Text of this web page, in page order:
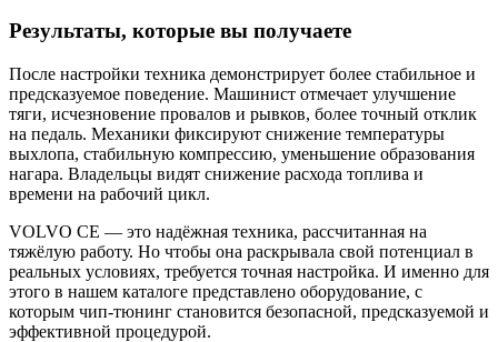
Результаты, которые вы получаете
После настройки техника демонстрирует более стабильное и
предсказуемое поведение. Машинист отмечает улучшение
тяги, исчезновение провалов и рывков, более точный отклик
на педаль. Механики фиксируют снижение температуры
выхлопа, стабильную компрессию, уменьшение образования
нагара. Владельцы видят снижение расхода топлива и
времени на рабочий цикл.
VOLVO CE — это надёжная техника, рассчитанная на
тяжёлую работу. Но чтобы она раскрывала свой потенциал в
реальных условиях, требуется точная настройка. И именно для
этого в нашем каталоге представлено оборудование, с
которым чип-тюнинг становится безопасной, предсказуемой и
эффективной процедурой.